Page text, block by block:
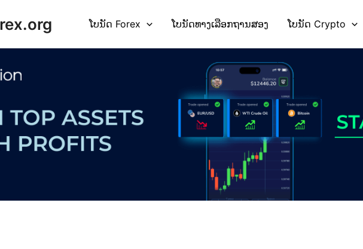
ໂບນັດ Forex ໂບນັດທາງເລືອກຖານສອງ ໂບນັດ Crypto